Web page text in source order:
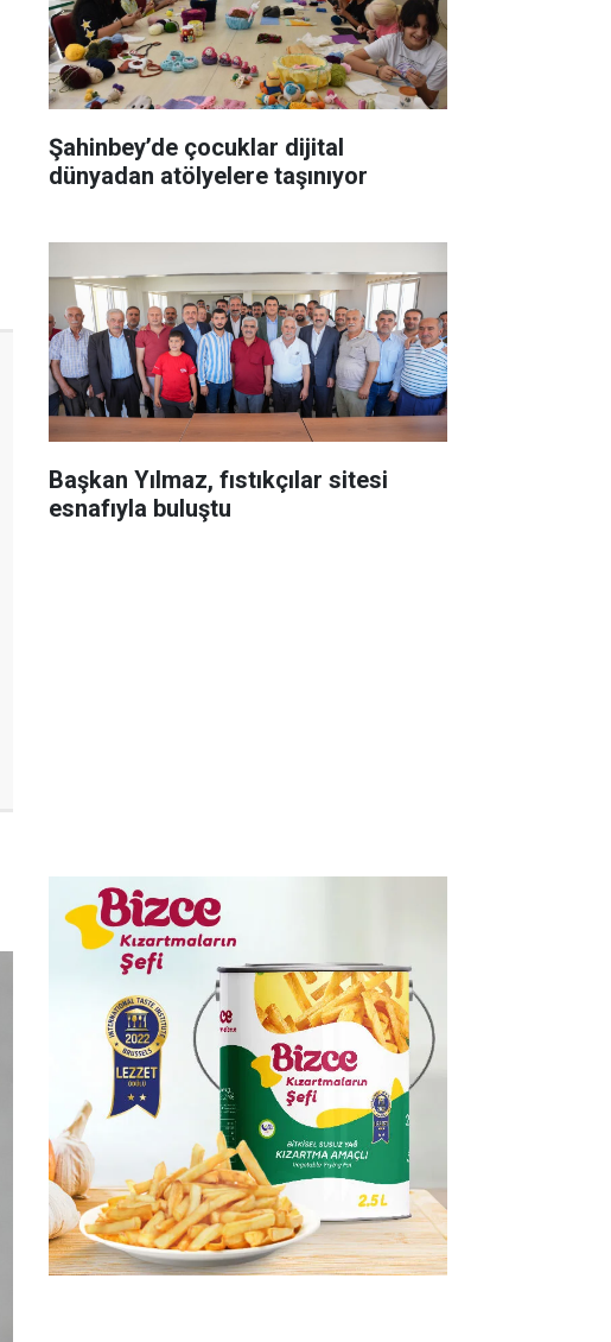
Şahinbey’de çocuklar dijital
dünyadan atölyelere taşınıyor
Başkan Yılmaz, fıstıkçılar sitesi
esnafıyla buluştu